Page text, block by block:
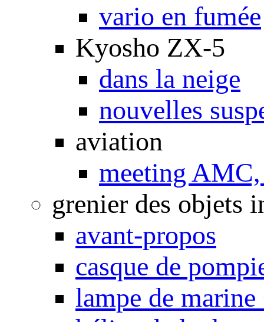
vario en fumée
Kyosho ZX-5
dans la neige
nouvelles
aviation
meeting
grenier des objets
avant-propos
casque de
lampe de